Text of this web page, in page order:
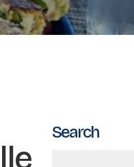
Search